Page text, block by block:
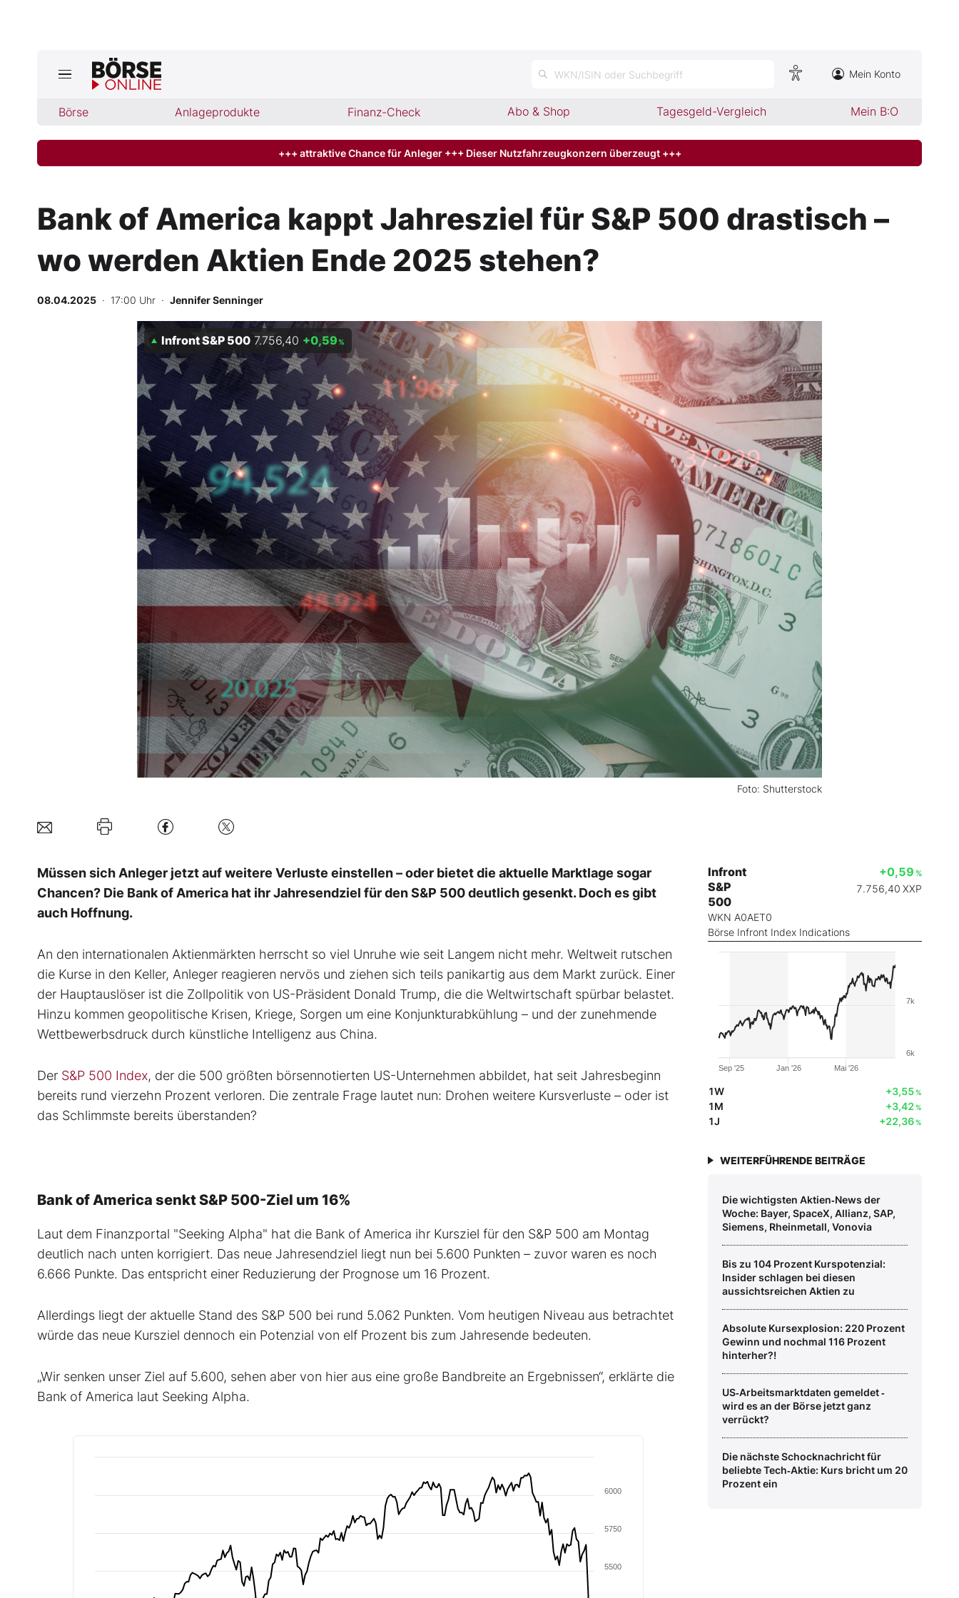
WKN/ISIN oder Suchbegriff Mein Konto
Börse Anlageprodukte Finanz-Check Abo & Shop Tagesgeld-Vergleich Mein B:O
Jetzt aktuelle Ausgabe BÖRSE ONLINE lesen
Finanz-Check
Abo & Shop
BO-Musterdepots
Experten
Mein B:O
Mein Konto
Folgen Sie uns
Kontakt
+++ attraktive Chance für Anleger +++ Dieser Nutzfahrzeugkonzern überzeugt +++
Bank of America kappt Jahresziel für S&P 500 drastisch –
wo werden Aktien Ende 2025 stehen?
08.04.2025 · 17:00 Uhr · Jennifer Senninger
Foto: Shutterstock
Infront S&P 500 7.756,40 +0,59 %
Müssen sich Anleger jetzt auf weitere Verluste einstellen – oder bietet die aktuelle Marktlage sogar
Chancen? Die Bank of America hat ihr Jahresendziel für den S&P 500 deutlich gesenkt. Doch es gibt
auch Hoffnung.
An den internationalen Aktienmärkten herrscht so viel Unruhe wie seit Langem nicht mehr. Weltweit rutschen
die Kurse in den Keller, Anleger reagieren nervös und ziehen sich teils panikartig aus dem Markt zurück. Einer
der Hauptauslöser ist die Zollpolitik von US-Präsident Donald Trump, die die Weltwirtschaft spürbar belastet.
Hinzu kommen geopolitische Krisen, Kriege, Sorgen um eine Konjunkturabkühlung – und der zunehmende
Wettbewerbsdruck durch künstliche Intelligenz aus China.
Der S&P 500 Index, der die 500 größten börsennotierten US-Unternehmen abbildet, hat seit Jahresbeginn
bereits rund vierzehn Prozent verloren. Die zentrale Frage lautet nun: Drohen weitere Kursverluste – oder ist
das Schlimmste bereits überstanden?
Bank of America senkt S&P 500-Ziel um 16%
Laut dem Finanzportal "Seeking Alpha" hat die Bank of America ihr Kursziel für den S&P 500 am Montag
deutlich nach unten korrigiert. Das neue Jahresendziel liegt nun bei 5.600 Punkten – zuvor waren es noch
6.666 Punkte. Das entspricht einer Reduzierung der Prognose um 16 Prozent.
Allerdings liegt der aktuelle Stand des S&P 500 bei rund 5.062 Punkten. Vom heutigen Niveau aus betrachtet
würde das neue Kursziel dennoch ein Potenzial von elf Prozent bis zum Jahresende bedeuten.
„Wir senken unser Ziel auf 5.600, sehen aber von hier aus eine große Bandbreite an Ergebnissen“, erklärte die
Bank of America laut Seeking Alpha.
5500
5750
6000
Infront
S&P
500
WKN A0AET0
Börse Infront Index Indications
+0,59 %
7.756,40 XXP
Jan '26
Sep '25 Mai '26
6k
7k
1W +3,55%
1M +3,42%
1J +22,36%
WEITERFÜHRENDE BEITRÄGE
Die wichtigsten Aktien‑News der
Woche: Bayer, SpaceX, Allianz, SAP,
Siemens, Rheinmetall, Vonovia
Bis zu 104 Prozent Kurspotenzial:
Insider schlagen bei diesen
aussichtsreichen Aktien zu
Absolute Kursexplosion: 220 Prozent
Gewinn und nochmal 116 Prozent
hinterher?!
US‑Arbeitsmarktdaten gemeldet ‑
wird es an der Börse jetzt ganz
verrückt?
Die nächste Schocknachricht für
beliebte Tech‑Aktie: Kurs bricht um 20
Prozent ein